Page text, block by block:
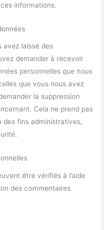
informations.
avez laissé des
demander à recevoir
personnelles que nous
que vous nous avez
la suppression
Cela ne prend pas
des fins administratives,
être vérifiés à l’aide
des commentaires